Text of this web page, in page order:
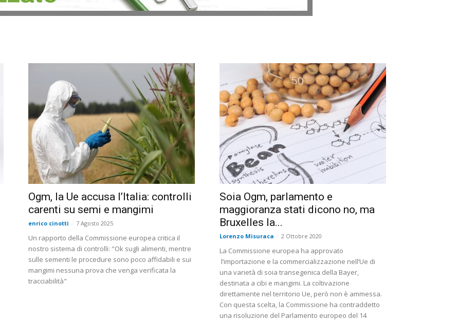
Ogm, la Ue accusa l’Italia: controlli
carenti su semi e mangimi
enrico cinotti - 7 Agosto 2025
Un rapporto della Commissione europea critica il
nostro sistema di controlli: "Ok sugli alimenti, mentre
sulle sementi le procedure sono poco affidabili e sui
mangimi nessuna prova che venga verificata la
tracciabilità"
Soia Ogm, parlamento e
maggioranza stati dicono no, ma
Bruxelles la...
Lorenzo Misuraca - 2 Ottobre 2020
La Commissione europea ha approvato
l’importazione e la commercializzazione nell’Ue di
una varietà di soia transegenica della Bayer,
destinata a cibi e mangimi. La coltivazione
direttamente nel territorio Ue, però non è ammessa.
Con questa scelta, la Commissione ha contraddetto
una risoluzione del Parlamento europeo del 14